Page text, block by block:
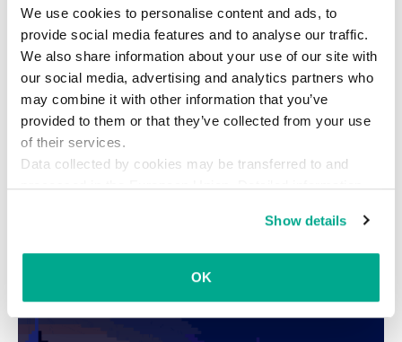
We use cookies to personalise content and ads, to
provide social media features and to analyse our traffic.
We also share information about your use of our site with
our social media, advertising and analytics partners who
may combine it with other information that you’ve
provided to them or that they’ve collected from your use
of their services.
Data collected by cookies may be transferred to and
processed in the European Union. Detailed information
Show details
OK
プリやメッセンジャーアプリなどを使うときに大
変重宝です。VPNの詳細については、こちらの記
事をご覧ください。
Android telegram
VPN
カスペルスキー セキュアコネクション
セキュアコネクション
ヒント 製品